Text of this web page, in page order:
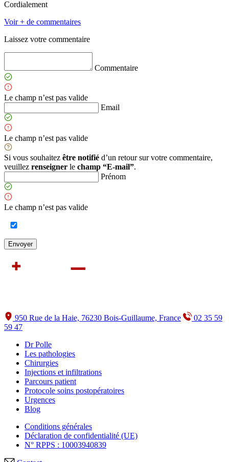
Cordialement
Voir + de commentaires
Laissez votre commentaire
Commentaire
Le champ n’est pas valide
Email
Le champ n’est pas valide
Si vous souhaitez être notifié d’un retour sur votre commentaire,
veuillez renseigner le champ “E-mail”.
Prénom
Le champ n’est pas valide
950 Rue de la Haie, 76230 Bois-Guillaume, France
02 35 59
59 47
Dr Polle
Les pathologies
Chirurgies
Injections et infiltrations
Parcours patient
Protocole soins postopératoires
Urgences
Blog
Conditions générales
Déclaration de confidentialité (UE)
N° RPPS : 10003940839